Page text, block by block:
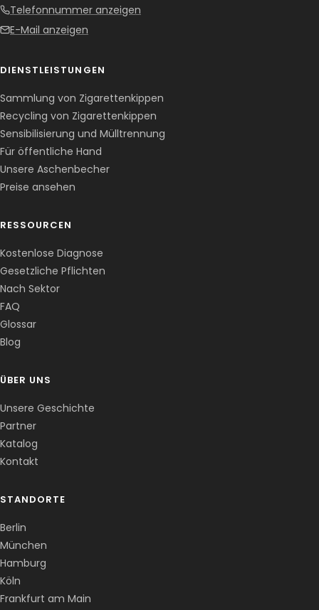
Telefonnummer anzeigen
E-Mail anzeigen
DIENSTLEISTUNGEN
Sammlung von Zigarettenkippen
Recycling von Zigarettenkippen
Sensibilisierung und Mülltrennung
Für öffentliche Hand
Unsere Aschenbecher
Preise ansehen
RESSOURCEN
Kostenlose Diagnose
Gesetzliche Pflichten
Nach Sektor
FAQ
Glossar
Blog
ÜBER UNS
Unsere Geschichte
Partner
Katalog
Kontakt
STANDORTE
Berlin
München
Hamburg
Köln
Frankfurt am Main